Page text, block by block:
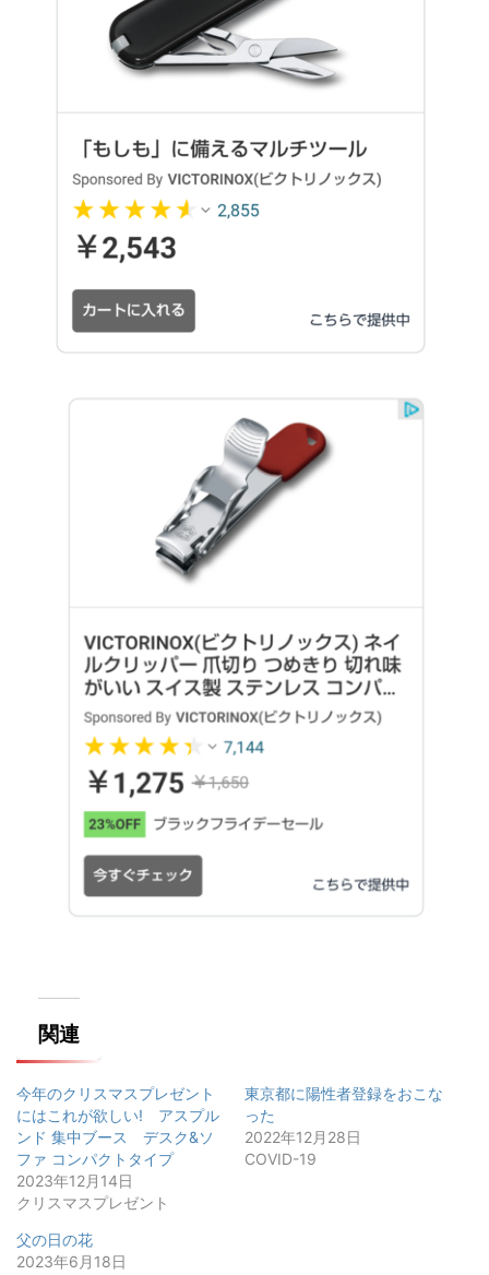
関連
今年のクリスマスプレゼント
にはこれが欲しい! アスプル
ンド 集中ブース デスク&ソ
ファ コンパクトタイプ
2023年12月14日
クリスマスプレゼント
東京都に陽性者登録をおこな
った
2022年12月28日
COVID-19
父の日の花
2023年6月18日